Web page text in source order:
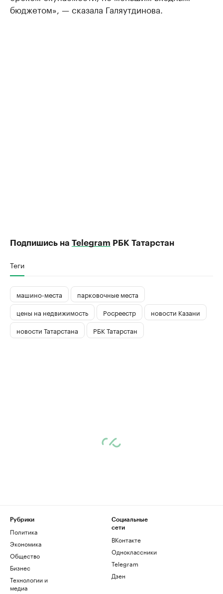
бюджетом», — сказала Галяутдинова.
Подпишись на Telegram РБК Татарстан
Теги
машино-места
парковочные места
цены на недвижимость
Росреестр
новости Казани
новости Татарстана
РБК Татарстан
Рубрики
Политика
Экономика
Общество
Бизнес
Технологии и
медиа
Социальные
сети
ВКонтакте
Одноклассники
Telegram
Дзен